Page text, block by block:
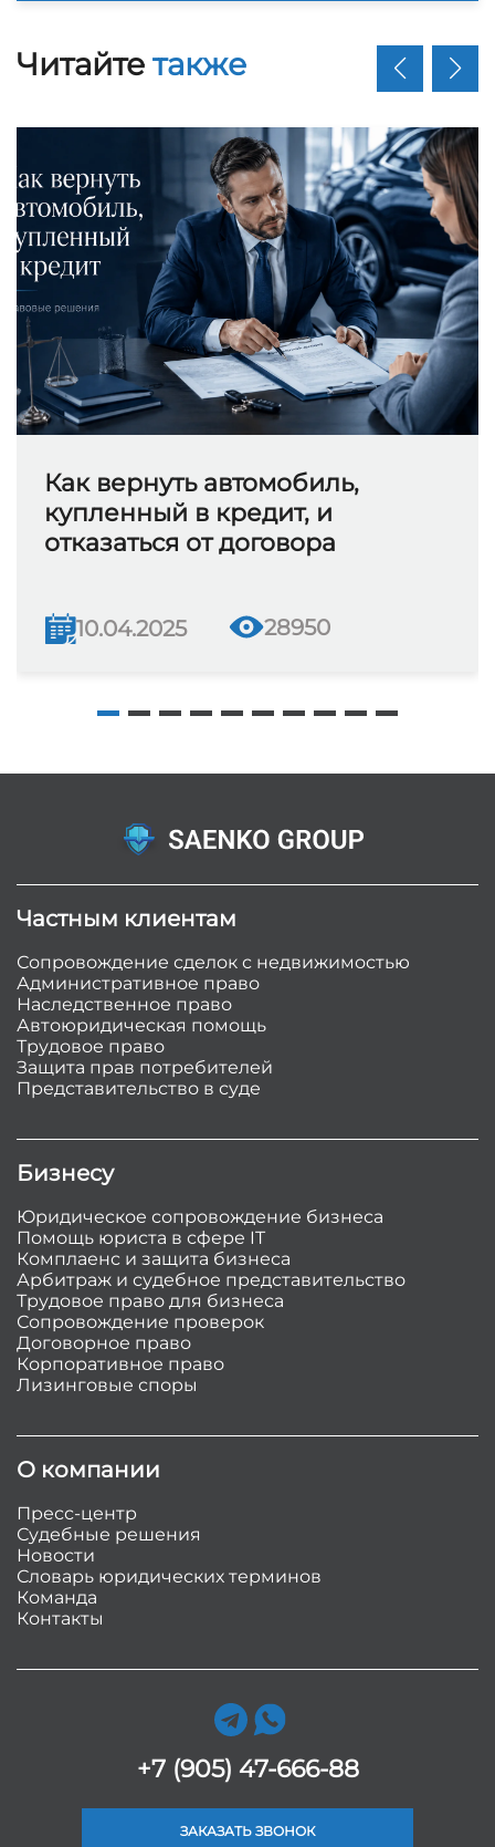
Читайте также
Как вернуть автомобиль,
купленный в кредит, и
отказаться от договора
10.04.2025 28950
Частным клиентам
Сопровождение сделок с недвижимостью
Административное право
Наследственное право
Автоюридическая помощь
Трудовое право
Защита прав потребителей
Представительство в суде
Бизнесу
Юридическое сопровождение бизнеса
Помощь юриста в сфере IT
Комплаенс и защита бизнеса
Арбитраж и судебное представительство
Трудовое право для бизнеса
Сопровождение проверок
Договорное право
Корпоративное право
Лизинговые споры
О компании
Пресс-центр
Судебные решения
Новости
Словарь юридических терминов
Команда
Контакты
+7 (905) 47-666-88
ЗАКАЗАТЬ ЗВОНОК